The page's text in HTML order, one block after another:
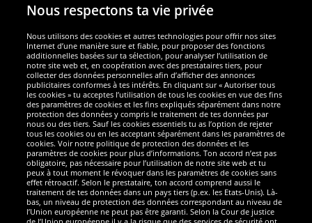
Sécurité
Nous sommes excellents
Nous respectons ta vie privée
Nous utilisons des cookies et autres technologies pour offrir nos sites
Internet d’une manière sure et fiable, pour proposer des fonctions
additionnelles basées sur ta sélection, pour analyser l’utilisation de
notre site web et, en coopération avec des prestataires tiers, pour
collecter des données personnelles afin d’afficher des annonces
publicitaires conformes à tes intérêts. En cliquant sur « Autoriser tous
les cookies » tu acceptes l’utilisation de tous les cookies en vue des fins
des paramètres de cookies et les fins expliqués séparément dans notre
protection des données y compris le traitement de tes données par
nous ou des tiers. Sauf les cookies essentiels tu as l’option de rejeter
tous les cookies ou en les acceptant séparément dans les paramètres de
cookies. Voir notre politique de protection des données et les
paramètres de cookies pour plus d’informations. Ton accord n’est pas
obligatoire, pas nécessaire pour l’utilisation de notre site web et tu
peux à tout moment le révoquer dans les paramètres de cookies sans
effet rétroactif. Selon le prestataire, ton accord comprend aussi le
traitement de tes données dans un pays tiers (p.ex. les Etats-Unis). Là-
bas, un niveau de protection des données correspondant au niveau de
l’Union européenne ne peut pas être garanti. Selon la Cour de justice